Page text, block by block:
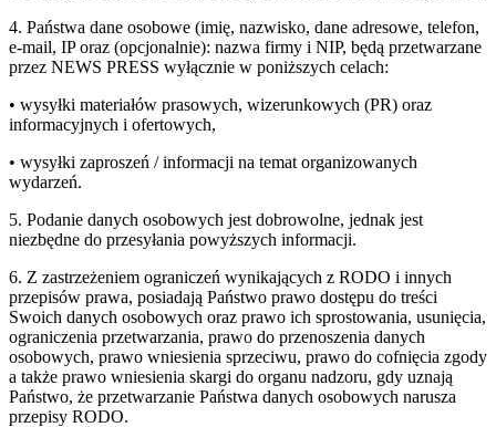
4. Państwa dane osobowe (imię, nazwisko, dane adresowe, telefon,
e-mail, IP oraz (opcjonalnie): nazwa firmy i NIP, będą przetwarzane
przez NEWS PRESS wyłącznie w poniższych celach:
• wysyłki materiałów prasowych, wizerunkowych (PR) oraz
informacyjnych i ofertowych,
• wysyłki zaproszeń / informacji na temat organizowanych
wydarzeń.
5. Podanie danych osobowych jest dobrowolne, jednak jest
niezbędne do przesyłania powyższych informacji.
6. Z zastrzeżeniem ograniczeń wynikających z RODO i innych
przepisów prawa, posiadają Państwo prawo dostępu do treści
Swoich danych osobowych oraz prawo ich sprostowania, usunięcia,
ograniczenia przetwarzania, prawo do przenoszenia danych
osobowych, prawo wniesienia sprzeciwu, prawo do cofnięcia zgody
a także prawo wniesienia skargi do organu nadzoru, gdy uznają
Państwo, że przetwarzanie Państwa danych osobowych narusza
przepisy RODO.